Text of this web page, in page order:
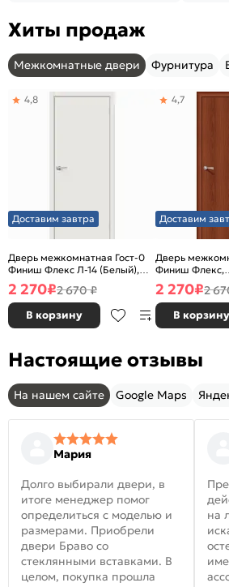
Хиты продаж
Межкомнатные двери Фурнитура
Доставим завтра
Дверь межкомнатная Гост-0
Финиш Флекс Л-14 (Белый),
глухая, каркасно-щитовая
4,8
2 270₽2 670 ₽
В корзину
Доставим
Дверь
Финиш Флекс,
(ИталОрех),
щитовая
4,7
2 270₽2
В корзину
Настоящие отзывы
На нашем сайте Google Maps
Мария
Долго выбирали двери, в
итоге менеджер помог
определиться с моделью и
размерами. Приобрели
двери Браво со
стеклянными вставками. В
целом, покупка прошла
на